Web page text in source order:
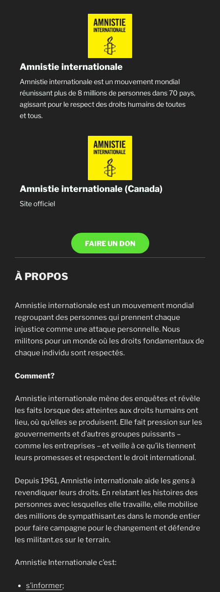
Amnistie internationale
Amnistie internationale est un mouvement mondial
réunissant plus de 8 millions de personnes dans 70 pays,
agissant pour le respect des droits humains de toutes
et tous.
Amnistie internationale (Canada)
Site officiel
FAIRE UN DON
À PROPOS
Amnistie internationale est un mouvement mondial
regroupant des personnes qui prennent chaque
injustice comme une attaque personnelle. Nous
militons pour un monde où les droits fondamentaux de
chaque individu sont respectés.
Comment?
Amnistie internationale mène des enquêtes et révèle
les faits lorsque des atteintes aux droits humains ont
lieu, où qu’elles se produisent. Elle fait pression sur les
gouvernements et d’autres groupes puissants –
comme les entreprises – et veille à ce qu’ils tiennent
leurs promesses et respectent le droit international.
Depuis 1961, Amnistie internationale aide les gens à
revendiquer leurs droits. En relatant les histoires des
personnes avec lesquelles elle travaille, elle mobilise
des millions de sympathisant.es dans le monde entier
pour faire campagne pour le changement et défendre
les militant.es sur le terrain.
Amnistie Internationale c’est:
s’informer;